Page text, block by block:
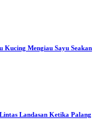
Kucing Mengiau Sayu Seakan
Landasan Ketika Palang